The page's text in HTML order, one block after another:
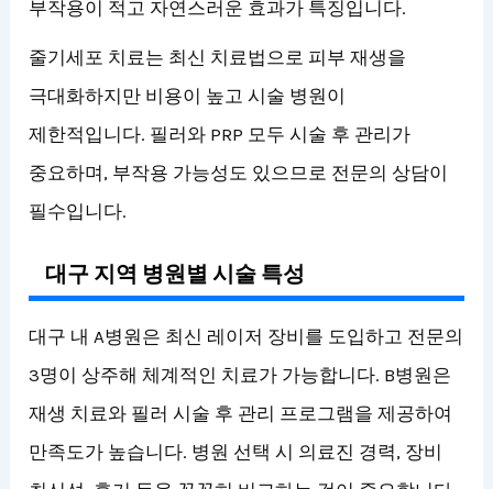
부작용이 적고 자연스러운 효과가 특징입니다.
줄기세포 치료는 최신 치료법으로 피부 재생을
극대화하지만 비용이 높고 시술 병원이
제한적입니다. 필러와 PRP 모두 시술 후 관리가
중요하며, 부작용 가능성도 있으므로 전문의 상담이
필수입니다.
대구 지역 병원별 시술 특성
대구 내 A병원은 최신 레이저 장비를 도입하고 전문의
3명이 상주해 체계적인 치료가 가능합니다. B병원은
재생 치료와 필러 시술 후 관리 프로그램을 제공하여
만족도가 높습니다. 병원 선택 시 의료진 경력, 장비